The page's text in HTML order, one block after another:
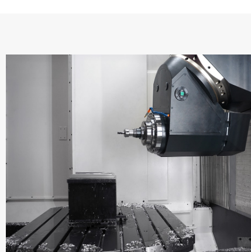
Vertikální obráběcí centra
3-, 4-, 5-osé obráběcí stroje s pohyblivým stojanem
5-osé obráběcí stroje s pohyblivým stojanem a pohyblivým
Obráběcí stroje pro velké rotační díly
Horizontální vyvrtávací a frézovací centra
Stolní vyvrtávací a frézovací centra
Deskové vyvrtávací a frézovací stroje
Vysokorychlostní univerzální obráběcí centra
Horizontální a vertikální soustruhy
Multifunkční karusely a horizontální soustruhy
Horizontální a čelní soustruhy
Soustružnická centra